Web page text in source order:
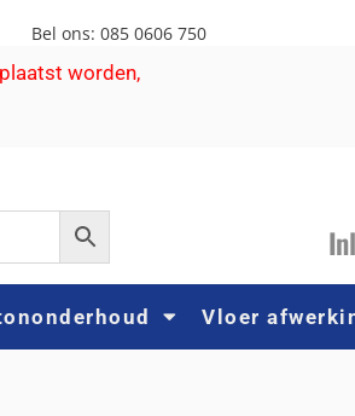
Bel ons: 085 0606 750
worden,
I
Vloer